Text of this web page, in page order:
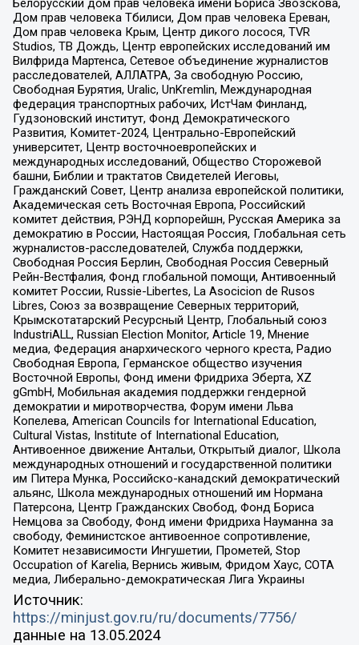
Белорусский дом прав человека имени Бориса Звозскова,
Дом прав человека Тбилиси, Дом прав человека Ереван,
Дом прав человека Крым, Центр дикого лосося, TVR
Studios, ТВ Дождь, Центр европейских исследований им
Вилфрида Мартенса, Сетевое объединение журналистов
расследователей, АЛЛАТРА, За свободную Россию,
Свободная Бурятия, Uralic, UnKremlin, Международная
федерация транспортных рабочих, ИстЧам Финланд,
Гудзоновский институт, Фонд Демократического
Развития, Комитет-2024, Центрально-Европейский
университет, Центр восточноевропейских и
международных исследований, Общество Сторожевой
башни, Библии и трактатов Свидетелей Иеговы,
Гражданский Совет, Центр анализа европейской политики,
Академическая сеть Восточная Европа, Российский
комитет действия, РЭНД корпорейшн, Русская Америка за
демократию в России, Настоящая Россия, Глобальная сеть
журналистов-расследователей, Служба поддержки,
Свободная Россия Берлин, Свободная Россия Северный
Рейн-Вестфалия, Фонд глобальной помощи, Антивоенный
комитет России, Russie-Libertes, La Asocicion de Rusos
Libres, Союз за возвращение Северных территорий,
Крымскотатарский Ресурсный Центр, Глобальный союз
IndustriALL, Russian Election Monitor, Article 19, Мнение
медиа, Федерация анархического черного креста, Радио
Свободная Европа, Германское общество изучения
Восточной Европы, Фонд имени Фридриха Эберта, XZ
gGmbH, Мобильная академия поддержки гендерной
демократии и миротворчества, Форум имени Льва
Копелева, American Councils for International Education,
Cultural Vistas, Institute of International Education,
Антивоенное движение Антальи, Открытый диалог, Школа
международных отношений и государственной политики
им Питера Мунка, Российско-канадский демократический
альянс, Школа международных отношений им Нормана
Патерсона, Центр Гражданских Свобод, Фонд Бориса
Немцова за Свободу, Фонд имени Фридриха Науманна за
свободу, Феминистское антивоенное сопротивление,
Комитет независимости Ингушетии, Прометей, Stop
Occupation of Karelia, Вернись живым, Фридом Хаус, СОТА
медиа, Либерально-демократическая Лига Украины
Источник:
https://minjust.gov.ru/ru/documents/7756/
данные на 13.05.2024